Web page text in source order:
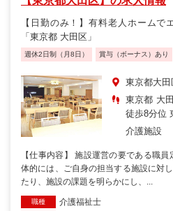
【日勤のみ！】有料老人ホームで
「東京都 大田区」
週休2日制（月8日） 賞与（ボーナス）あり
東京都大田
東京都 大
徒歩8分位
介護施設
【仕事内容】 施設運営の要である職
体的には、ご自身の担当する施設に対
たり、施設の課題を明らかにし、...
職種 介護福祉士